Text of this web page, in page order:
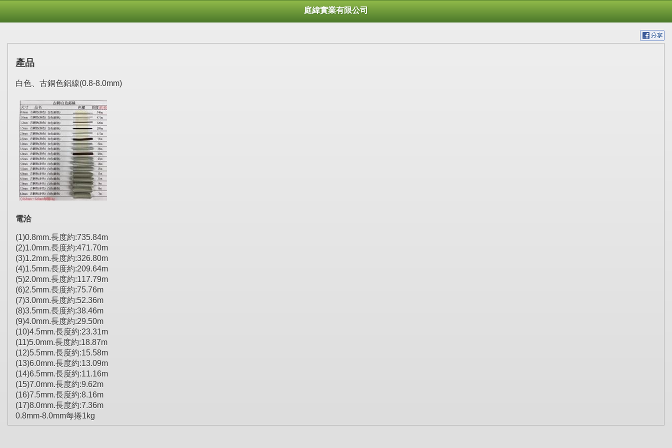
庭緯實業有限公司
產品
白色、古銅色鋁線(0.8-8.0mm)
電洽
(1)0.8mm.長度約:735.84m
(2)1.0mm.長度約:471.70m
(3)1.2mm.長度約:326.80m
(4)1.5mm.長度約:209.64m
(5)2.0mm.長度約:117.79m
(6)2.5mm.長度約:75.76m
(7)3.0mm.長度約:52.36m
(8)3.5mm.長度約:38.46m
(9)4.0mm.長度約:29.50m
(10)4.5mm.長度約:23.31m
(11)5.0mm.長度約:18.87m
(12)5.5mm.長度約:15.58m
(13)6.0mm.長度約:13.09m
(14)6.5mm.長度約:11.16m
(15)7.0mm.長度約:9.62m
(16)7.5mm.長度約:8.16m
(17)8.0mm.長度約:7.36m
0.8mm-8.0mm每捲1kg